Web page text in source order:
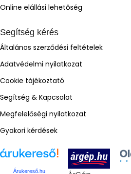
Online elállási lehetőség
Segítség kérés
Általános szerződési feltételek
Adatvédelmi nyilatkozat
Cookie tájékoztató
Segítség & Kapcsolat
Megfelelőségi nyilatkozat
Gyakori kérdések
Árukereső.hu